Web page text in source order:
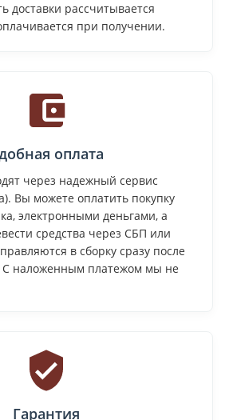
доставки рассчитывается
при получении.
оплата
через надежный сервис
Вы можете оплатить покупку
электронными деньгами, а
средства через СБП или
в сборку сразу после
С наложенным платежом мы не
Гарантия